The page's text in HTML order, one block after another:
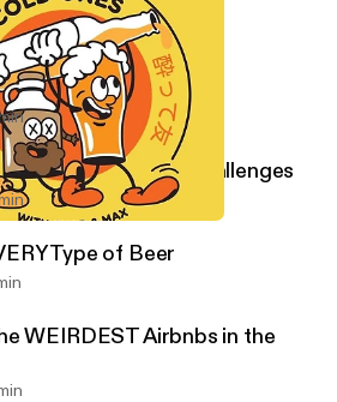
Try Science
Game Show Challenges
Type of Beer
WEIRDEST Airbnbs in the